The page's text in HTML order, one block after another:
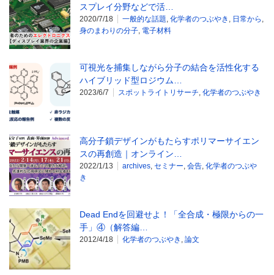
スプレイ分野などで活…
2020/7/18 一般的な話題, 化学者のつぶやき , 日常から ,
身のまわりの分子, 電子材料
可視光を捕集しながら分子の結合を活性化する
ハイブリッド型ロジウム…
2023/6/7 スポットライトリサーチ, 化学者のつぶやき
高分子鎖デザインがもたらすポリマーサイエン
スの再創造｜オンライン…
2022/1/13 archives, セミナー, 会告, 化学者のつぶや
き
Dead Endを回避せよ！「全合成・極限からの一
手」④（解答編…
2012/4/18 化学者のつぶやき , 論文